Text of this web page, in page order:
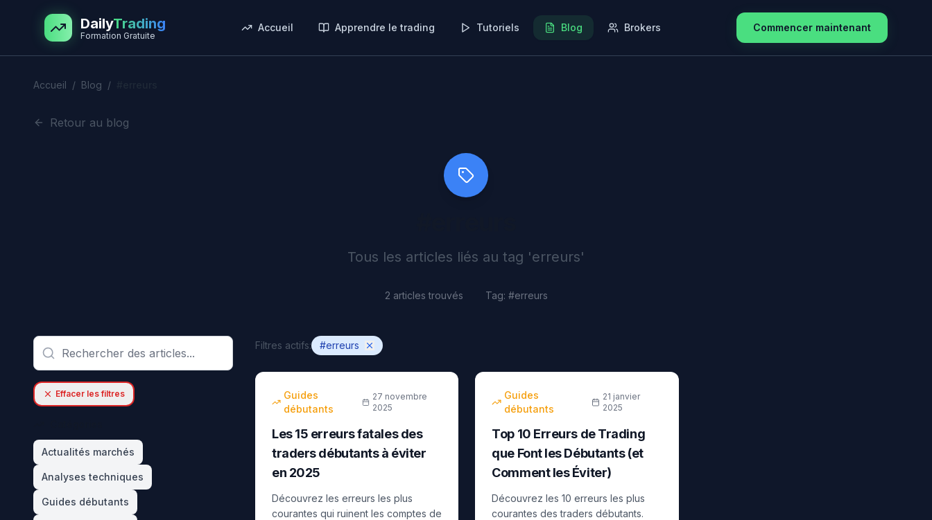
Aller au contenu principal
DailyTrading
Formation Gratuite
Accueil Apprendre le trading Tutoriels Blog Brokers Commencer maintenant
Accueil / Blog /
Retour au blog
Tous les articles liés au tag 'erreurs'
2 articles trouvés Tag: #erreurs
Effacer les filtres
Actualités marchés
Analyses techniques
Guides débutants
Filtres actifs: #erreurs
Guides
débutants
27 novembre
2025
Les 15 erreurs fatales des
traders débutants à éviter
en 2025
Découvrez les erreurs les plus
courantes qui ruinent les comptes de
Guides
débutants
21 janvier
2025
Top 10 Erreurs de Trading
que Font les Débutants (et
Comment les Éviter)
Découvrez les 10 erreurs les plus
courantes des traders débutants.